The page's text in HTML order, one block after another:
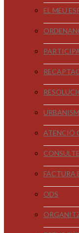
EL MEU
ATENCIÓ
FACTURA
ODS